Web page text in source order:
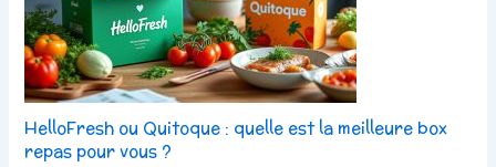
HelloFresh ou Quitoque : quelle est la meilleure box
repas pour vous ?